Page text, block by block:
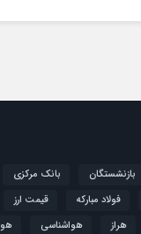
بازنشستگان بانک مرکزی
فولاد مبارکه قیمت ارز
هراز هواشناسی